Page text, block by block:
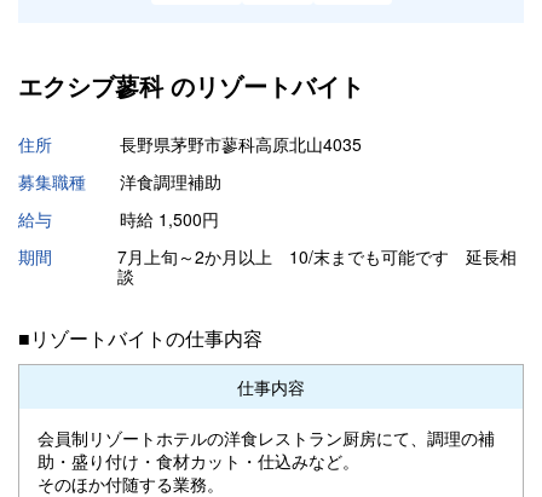
エクシブ蓼科 のリゾートバイト
住所
長野県茅野市蓼科高原北山4035
募集職種
洋食調理補助
給与
時給 1,500円
期間
7月上旬～2か月以上 10/末までも可能です 延長相
談
■リゾートバイトの仕事内容
仕事内容
会員制リゾートホテルの洋食レストラン厨房にて、調理の補
助・盛り付け・食材カット・仕込みなど。
そのほか付随する業務。